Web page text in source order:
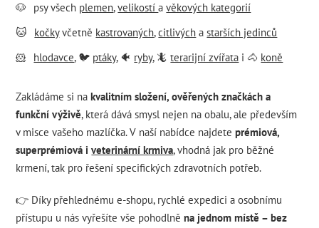
🐶
psy všech plemen,velikostíavěkových kategorií
🐱
kočkyvčetně kastrovaných,citlivých astarších jedinců
🐹
hlodavce, 🐦 ptáky, 🐠 ryby, 🦎terarijní zvířata i 🐴 koně
Zakládáme si nakvalitním složení, ověřených značkách a
funkční výživě, která dává smysl nejen na obalu, ale především
v misce vašeho mazlíčka. V naší nabídce najdeteprémiová,
superprémiová iveterinární krmiva, vhodná jak pro běžné
krmení, tak pro řešení specifických zdravotních potřeb.
👉 Díky přehlednému e-shopu, rychlé expedici a osobnímu
přístupu u nás vyřešíte vše pohodlněna jednom místě – bez